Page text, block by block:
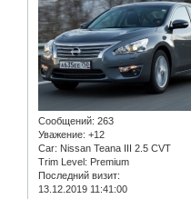
Сообщений: 263
Уважение: +12
Car: Nissan Teana III 2.5 CVT
Trim Level: Premium
Последний визит:
13.12.2019 11:41:00